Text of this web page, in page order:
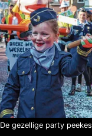
De gezellige party peekes